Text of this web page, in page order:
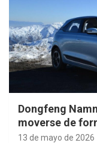
Dongfeng
moverse de
13 de mayo de 2026